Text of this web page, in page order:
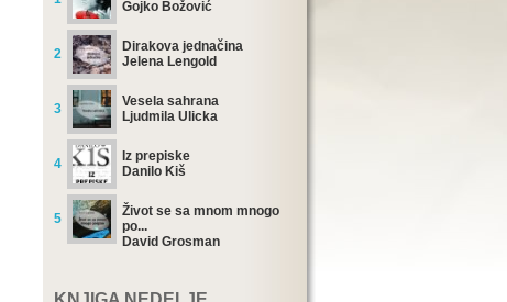
Gojko Božović
2
Dirakova jednačina
Jelena Lengold
3
Vesela sahrana
Ljudmila Ulicka
4
Iz prepiske
Danilo Kiš
5
Život se sa mnom mnogo
po...
David Grosman